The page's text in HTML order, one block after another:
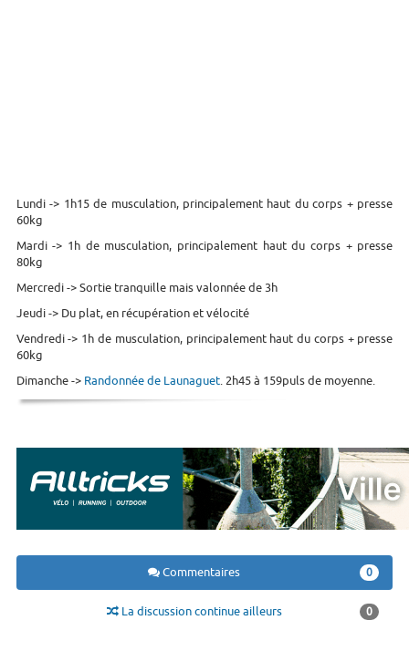
Lundi -> 1h15 de musculation, principalement haut du corps + presse
60kg
Mardi -> 1h de musculation, principalement haut du corps + presse
80kg
Mercredi -> Sortie tranquille mais valonnée de 3h
Jeudi -> Du plat, en récupération et vélocité
Vendredi -> 1h de musculation, principalement haut du corps + presse
60kg
Dimanche -> Randonnée de Launaguet. 2h45 à 159puls de moyenne.
Commentaires 0
La discussion continue ailleurs 0